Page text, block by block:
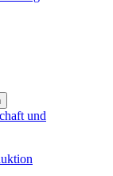
und